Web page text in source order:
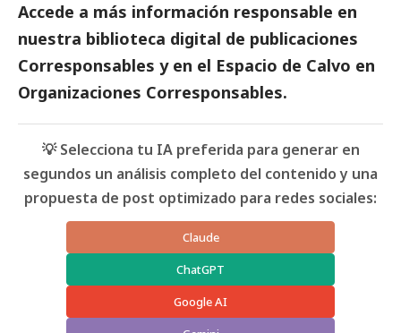
Accede a más información responsable en
nuestra biblioteca digital de publicaciones
Corresponsables y en el Espacio de Calvo en
Organizaciones Corresponsables.
💡 Selecciona tu IA preferida para generar en
segundos un análisis completo del contenido y una
propuesta de post optimizado para redes sociales:
Claude
ChatGPT
Google AI